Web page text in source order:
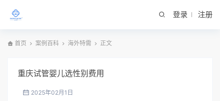
登录 注册
首页 案例百科 海外特需 正文
重庆试管婴儿选性别费用
2025年02月1日